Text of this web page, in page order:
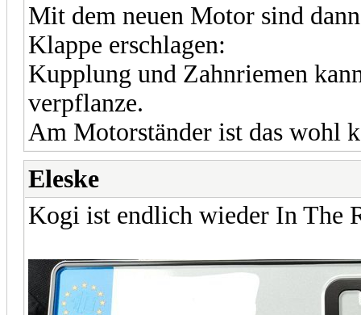
Mit dem neuen Motor sind
Klappe erschlagen:
Kupplung und Zahnriemen
verpflanze.
Am Motorständer ist das wohl
Eleske
Kogi ist endlich wieder In The